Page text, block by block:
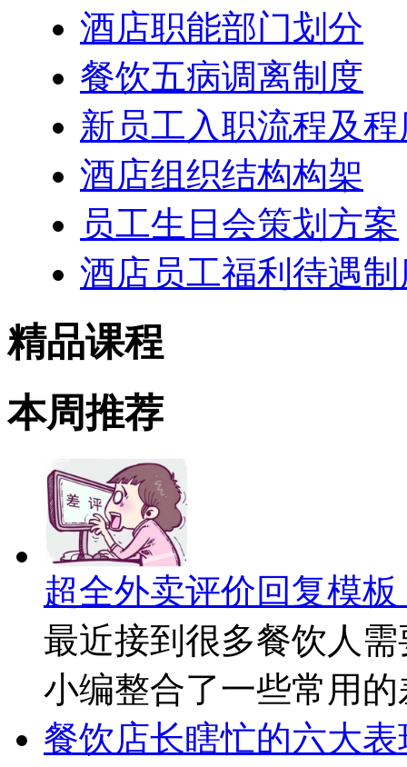
酒店职能部门划分
餐饮五病调离制度
新员工入职流程及程
酒店组织结构构架
员工生日会策划方案
酒店员工福利待遇制
精品课程
本周推荐
超全外卖评价回复模
最近接到很多餐饮人
小编整合了一些常用
餐饮店长瞎忙的六大